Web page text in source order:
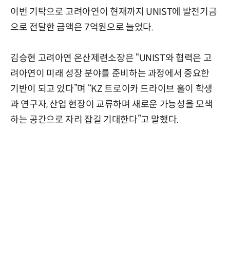
이번 기탁으로 고려아연이 현재까지 UNIST에 발전기금
으로 전달한 금액은 7억원으로 늘었다.
김승현 고려아연 온산제련소장은 “UNIST와 협력은 고
려아연이 미래 성장 분야를 준비하는 과정에서 중요한
기반이 되고 있다”며 “KZ 트로이카 드라이브 홀이 학생
과 연구자, 산업 현장이 교류하며 새로운 가능성을 모색
하는 공간으로 자리 잡길 기대한다”고 말했다.